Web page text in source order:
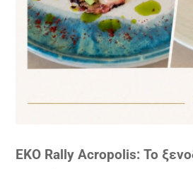
ΕΚΟ Rally Acropolis: Το